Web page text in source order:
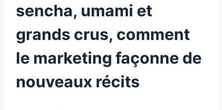
sencha, umami et
grands crus, comment
le marketing façonne de
nouveaux récits